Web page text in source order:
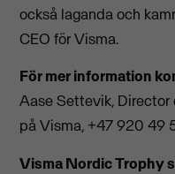
också laganda och
CEO för Visma.
För mer information
Aase Settevik,
på Visma, +47 920 49
Visma Nordic Trophy